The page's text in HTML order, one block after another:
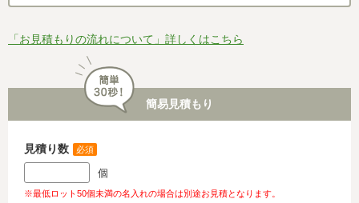
「お見積もりの流れについて」詳しくはこちら
簡易見積もり
見積り数 必須
個
※最低ロット50個未満の名入れの場合は別途お見積となります。